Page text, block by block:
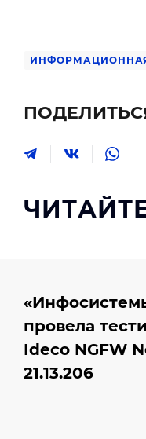
провела
Ideco NGFW
21.13.206